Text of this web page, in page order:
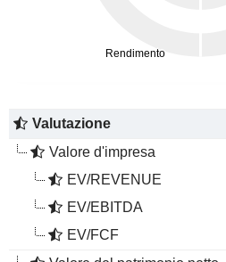
Valutazione
Valore d'impresa
EV/REVENUE
EV/EBITDA
EV/FCF